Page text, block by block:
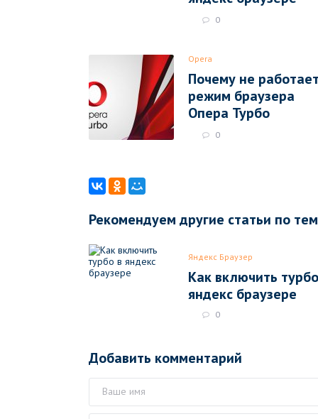
0
Opera
Почему не
режим браузера
Опера Турбо
0
Рекомендуем другие статьи по
Яндекс Браузер
Как включить
яндекс браузере
0
Добавить комментарий